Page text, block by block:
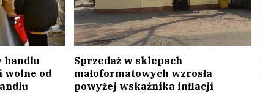
handlu
wolne od
Sprzedaż w sklepach
małoformatowych wzrosła
powyżej wskaźnika inflacji